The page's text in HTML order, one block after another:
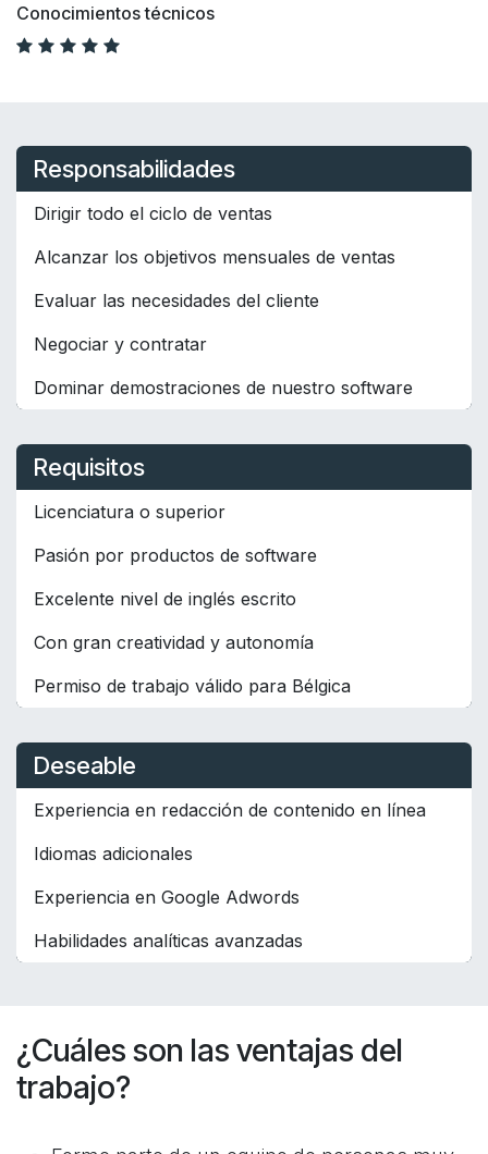
Conocimientos técnicos
Responsabilidades
Dirigir todo el ciclo de ventas
Alcanzar los objetivos mensuales de ventas
Evaluar las necesidades del cliente
Negociar y contratar
Dominar demostraciones de nuestro software
Requisitos
Licenciatura o superior
Pasión por productos de software
Excelente nivel de inglés escrito
Con gran creatividad y autonomía
Permiso de trabajo válido para Bélgica
Deseable
Experiencia en redacción de contenido en línea
Idiomas adicionales
Experiencia en Google Adwords
Habilidades analíticas avanzadas
¿Cuáles son las ventajas del
trabajo?